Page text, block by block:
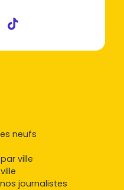
: vise les
avec extérieur pour les
achèvement,
les offres en
sur
et sélectionne les
avec ton projet. Tu
les bonnes bases pour
neufs
ville
journalistes